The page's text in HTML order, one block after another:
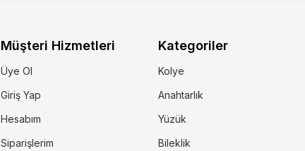
Müşteri Hizmetleri
Üye Ol
Giriş Yap
Hesabım
Siparişlerim
Kategoriler
Kolye
Anahtarlık
Yüzük
Bileklik